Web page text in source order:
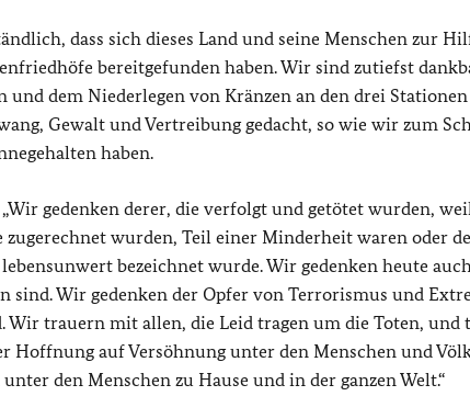
dass sich dieses Land und seine Menschen zur
bereitgefunden haben. Wir sind zutiefst
dem Niederlegen von Kränzen an den drei
Gewalt und Vertreibung gedacht, so wie wir zum
haben.
gedenken derer, die verfolgt und getötet wurden,
zugerechnet wurden, Teil einer Minderheit waren oder
bezeichnet wurde. Wir gedenken heute
sind. Wir gedenken der Opfer von Terrorismus und
Wir trauern mit allen, die Leid tragen um die Toten, und
Hoffnung auf Versöhnung unter den Menschen und
den Menschen zu Hause und in der ganzen Welt.“